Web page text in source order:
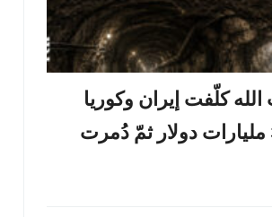
كلّفت إيران وكوريا
الشّماليّة 3 مليارات دولار ثمّ دُمرت